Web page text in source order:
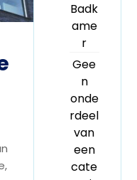
Badk
ame
r
Gee
n
onde
rdeel
van
een
cate